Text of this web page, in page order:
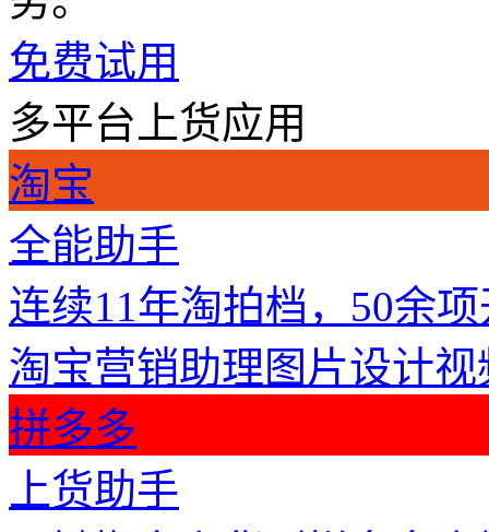
免费试用
多平台上货应用
淘宝
全能助手
连续11年淘拍档，50余
淘宝营销助理图片设计视
拼多多
上货助手